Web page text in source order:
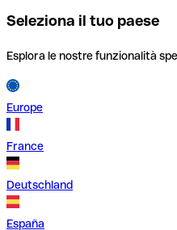
Seleziona il tuo paese
Esplora le nostre funzionalità
Europe
France
Deutschland
España